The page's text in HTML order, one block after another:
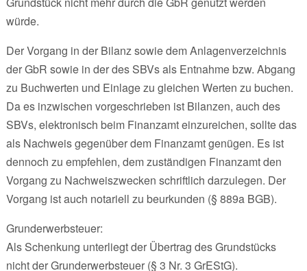
würde.
Der Vorgang in der Bilanz sowie dem Anlagenverzeichnis
der GbR sowie in der des SBVs als Entnahme bzw. Abgang
zu Buchwerten und Einlage zu gleichen Werten zu buchen.
Da es inzwischen vorgeschrieben ist Bilanzen, auch des
SBVs, elektronisch beim Finanzamt einzureichen, sollte das
als Nachweis gegenüber dem Finanzamt genügen. Es ist
dennoch zu empfehlen, dem zuständigen Finanzamt den
Vorgang zu Nachweiszwecken schriftlich darzulegen. Der
Vorgang ist auch notariell zu beurkunden (§ 889a BGB).
Grunderwerbsteuer:
Als Schenkung unterliegt der Übertrag des Grundstücks
nicht der Grunderwerbsteuer (§ 3 Nr. 3 GrEStG).